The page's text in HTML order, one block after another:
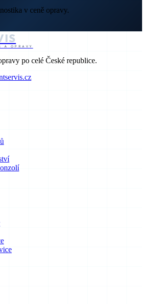
v ceně opravy.
A OPRAVY
po celé České republice.